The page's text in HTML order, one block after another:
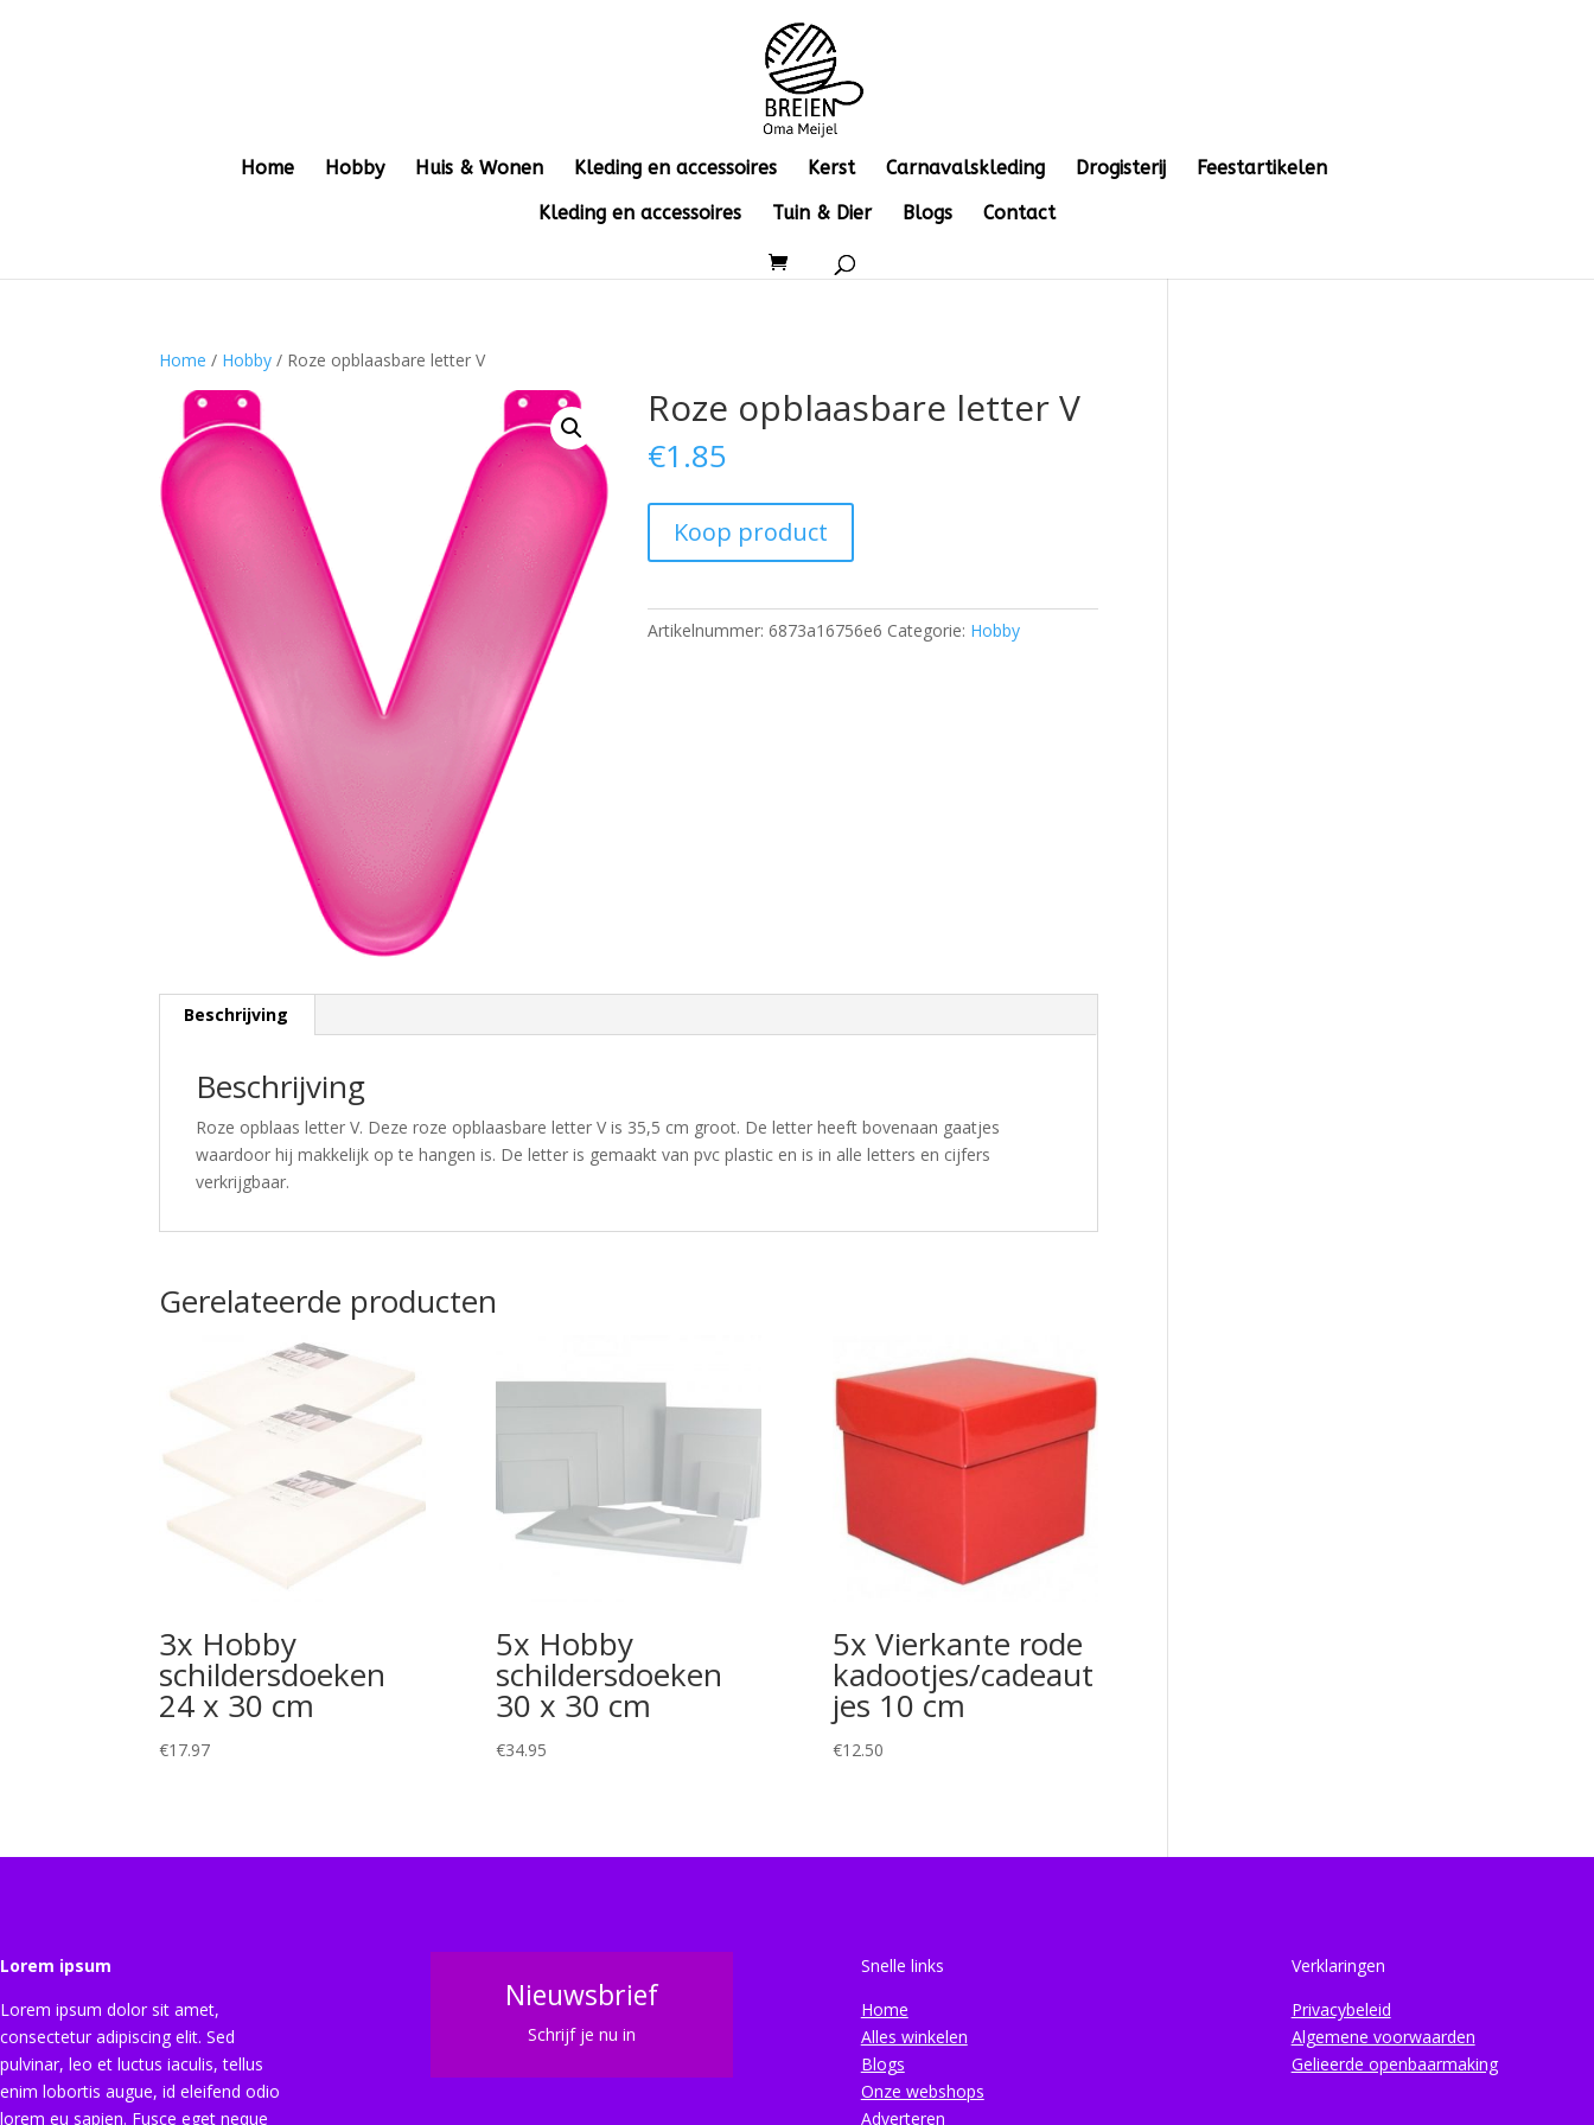
Home Hobby Huis & Wonen Kleding en accessoires Kerst Carnavalskleding Drogisterij
Feestartikelen
Kleding en accessoires
Tuin & Dier Blogs Contact
Home / Hobby / Roze opblaasbare letter V
Roze opblaasbare letter V
€1.85
Koop product
Artikelnummer:6873a16756e6 Categorie: Hobby
Beschrijving
Beschrijving
Roze opblaas letter V. Deze roze opblaasbare letter V is 35,5 cm groot. De letter heeft bovenaan gaatjes
waardoor hij makkelijk op te hangen is. De letter is gemaakt van pvc plastic en is in alle letters en cijfers
verkrijgbaar.
Gerelateerde producten
3x Hobby
schildersdoeken
24 x 30 cm
€17.97
5x Hobby
schildersdoeken
30 x 30 cm
€34.95
5x Vierkante rode
kadootjes/cadeaut
jes 10 cm
€12.50
Lorem ipsum
Lorem ipsum dolor sit amet,
consectetur adipiscing elit. Sed
pulvinar, leo et luctus iaculis, tellus
enim lobortis augue, id eleifend odio
lorem eu sapien. Fusce eget neque
Nieuwsbrief
Schrijf je nu in
Snelle links
Home
Alles winkelen
Blogs
Onze webshops
Adverteren
Verklaringen
Privacybeleid
Algemene voorwaarden
Gelieerde openbaarmaking